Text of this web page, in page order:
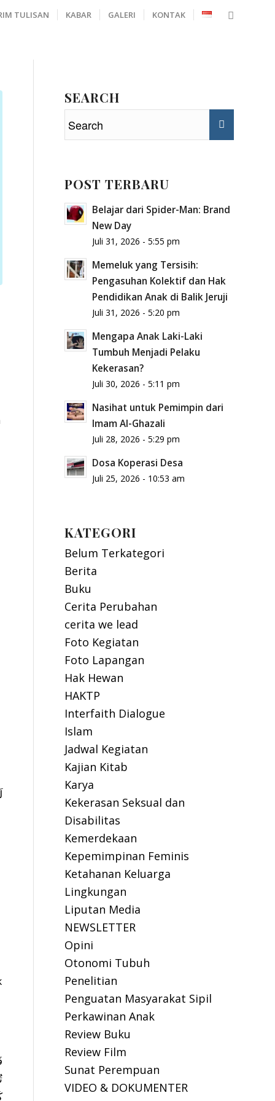
TULISAN KABAR GALERI KONTAK
SEARCH
POST TERBARU
Belajar dari Spider-Man: Brand
New Day
Juli 31, 2026 - 5:55 pm
Memeluk yang Tersisih:
Pengasuhan Kolektif dan Hak
Pendidikan Anak di Balik Jeruji
Juli 31, 2026 - 5:20 pm
Mengapa Anak Laki-Laki
Tumbuh Menjadi Pelaku
Kekerasan?
Juli 30, 2026 - 5:11 pm
Nasihat untuk Pemimpin dari
Imam Al-Ghazali
Juli 28, 2026 - 5:29 pm
Dosa Koperasi Desa
Juli 25, 2026 - 10:53 am
KATEGORI
Belum Terkategori
Berita
Buku
Cerita Perubahan
cerita we lead
Foto Kegiatan
Foto Lapangan
Hak Hewan
HAKTP
Interfaith Dialogue
Islam
Jadwal Kegiatan
Kajian Kitab
Karya
Kekerasan Seksual dan
Disabilitas
Kemerdekaan
Kepemimpinan Feminis
Ketahanan Keluarga
Lingkungan
Liputan Media
NEWSLETTER
Opini
Otonomi Tubuh
Penelitian
Penguatan Masyarakat Sipil
Perkawinan Anak
Review Buku
Review Film
Sunat Perempuan
VIDEO & DOKUMENTER